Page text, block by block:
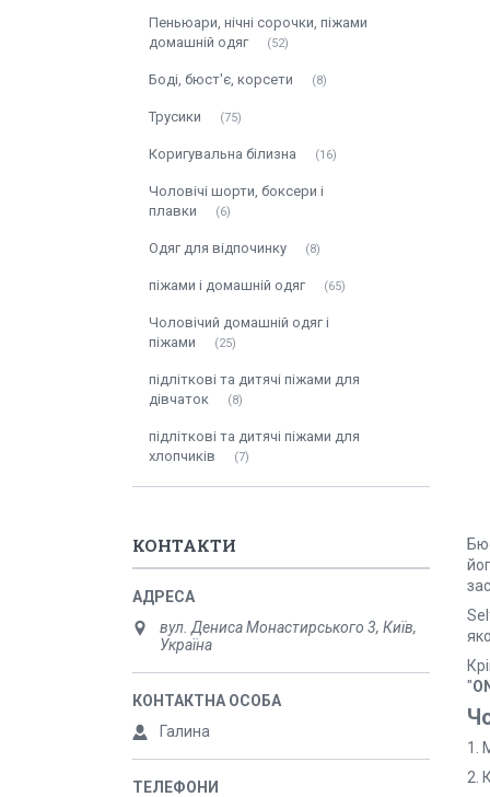
"
1.
2.
Пеньюари, нічні сорочки, піжами
домашній одяг
52
Боді, бюст'є, корсети 8
Трусики 75
Коригувальна білизна 16
Чоловічі шорти, боксери і
плавки
6
Одяг для відпочинку 8
піжами і домашній одяг 65
Чоловічий домашній одяг і
піжами
25
підліткові та дитячі піжами для
дівчаток
8
підліткові та дитячі піжами для
хлопчиків
7
КОНТАКТИ
вул. Дениса Монастирського 3, Київ,
Україна
Галина